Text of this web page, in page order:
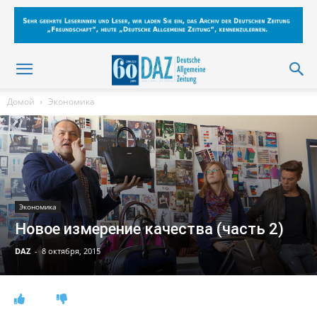
Домой Экономика
Экономика
Новое измерение качества (часть 2)
DAZ - 8 октября, 2015